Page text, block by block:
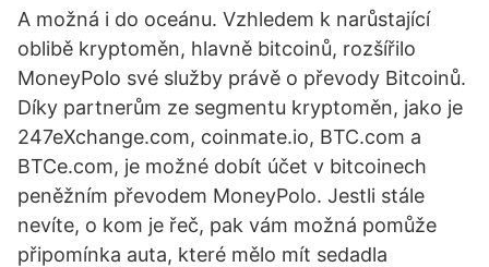
A možná i do oceánu. Vzhledem k narůstající
oblibě kryptoměn, hlavně bitcoinů, rozšířilo
MoneyPolo své služby právě o převody Bitcoinů.
Díky partnerům ze segmentu kryptoměn, jako je
247eXchange.com, coinmate.io, BTC.com a
BTCe.com, je možné dobít účet v bitcoinech
peněžním převodem MoneyPolo. Jestli stále
nevíte, o kom je řeč, pak vám možná pomůže
připomínka auta, které mělo mít sedadla